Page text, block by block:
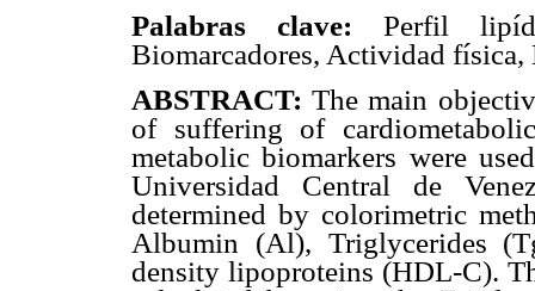
Palabras clave: Perfil
Biomarcadores, Actividad física,
ABSTRACT: The main
of suffering of
metabolic biomarkers were
Universidad Central de
determined by colorimetric
Albumin (Al), Triglycerides
density lipoproteins (HDL-C).